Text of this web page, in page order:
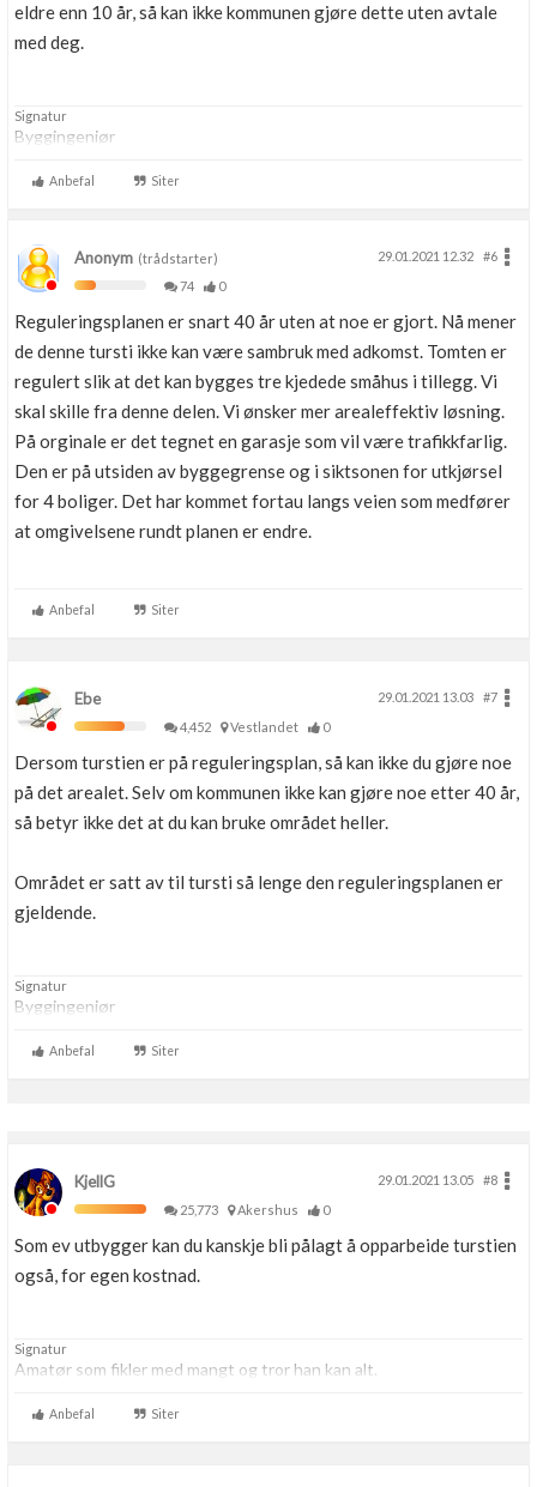
eldre enn 10 år, så kan ikke kommunen gjøre dette uten avtale
med deg.
Signatur
Byggingeniør
Anbefal Siter
Anonym (trådstarter) 29.01.2021 12.32
#6
74
0
Reguleringsplanen er snart 40 år uten at noe er gjort. Nå mener
de denne tursti ikke kan være sambruk med adkomst. Tomten er
regulert slik at det kan bygges tre kjedede småhus i tillegg. Vi
skal skille fra denne delen. Vi ønsker mer arealeffektiv løsning.
På orginale er det tegnet en garasje som vil være trafikkfarlig.
Den er på utsiden av byggegrense og i siktsonen for utkjørsel
for 4 boliger. Det har kommet fortau langs veien som medfører
at omgivelsene rundt planen er endre.
Anbefal Siter
Ebe 29.01.2021 13.03
#7
4,452
Vestlandet 0
Dersom turstien er på reguleringsplan, så kan ikke du gjøre noe
på det arealet. Selv om kommunen ikke kan gjøre noe etter 40 år,
så betyr ikke det at du kan bruke området heller.
Området er satt av til tursti så lenge den reguleringsplanen er
gjeldende.
Signatur
Byggingeniør
Anbefal Siter
KjellG 29.01.2021 13.05
#8
25,773
Akershus 0
Som ev utbygger kan du kanskje bli pålagt å opparbeide turstien
også, for egen kostnad.
Signatur
Amatør som fikler med mangt og tror han kan alt.
Anbefal Siter